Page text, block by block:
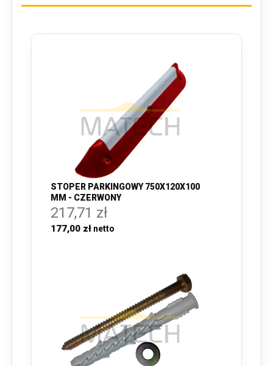
STOPER PARKINGOWY 750X120X100
MM - CZERWONY
217,71 zł
177,00 zł